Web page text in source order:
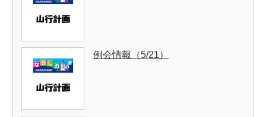
例会情報（5/21）